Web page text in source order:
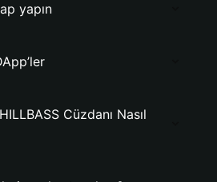
yapın
Cüzdanı Nasıl